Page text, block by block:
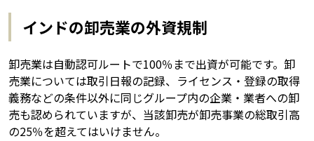
インドの卸売業の外資規制
卸売業は自動認可ルートで100％まで出資が可能です。卸
売業については取引日報の記録、ライセンス・登録の取得
義務などの条件以外に同じグループ内の企業・業者への卸
売も認められていますが、当該卸売が卸売事業の総取引高
の25％を超えてはいけません。